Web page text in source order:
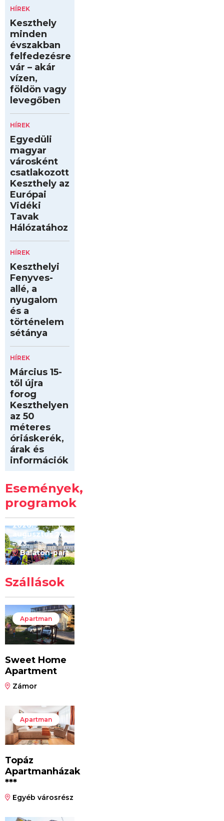
HÍREK
Keszthely
minden
évszakban
felfedezésre
vár – akár
vízen,
földön vagy
levegőben
HÍREK
Egyedüli
magyar
városként
csatlakozott
Keszthely az
Európai
Vidéki
Tavak
Hálózatához
HÍREK
Keszthelyi
Fenyves-
allé, a
nyugalom
és a
történelem
sétánya
HÍREK
Március 15-
től újra
forog
Keszthelyen
az 50
méteres
óriáskerék,
árak és
információk
Események,
programok
Kilóméterek
2026
2026.
augusztus 22
– 23.
Balaton-part
Szállások
Apartman
Sweet Home
Apartment
Zámor
Apartman
Topáz
Apartmanházak
***
Egyéb városrész